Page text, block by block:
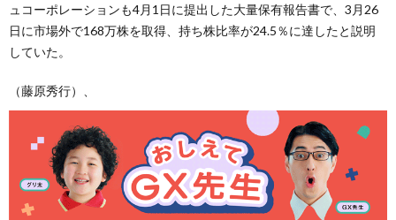
ュコーポレーションも4月1日に提出した大量保有報告書で、3月26
日に市場外で168万株を取得、持ち株比率が24.5％に達したと説明
していた。
（藤原秀行）、